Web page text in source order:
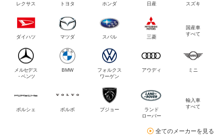
レクサス トヨタ ホンダ 日産 スズキ
ダイハツ マツダ スバル 三菱
国産車
すべて
メルセデス
・ベンツ
BMW
フォルクス
ワーゲン
アウディ ミニ
ポルシェ ボルボ プジョー
ランド
ローバー
輸入車
すべて
全てのメーカーを見る